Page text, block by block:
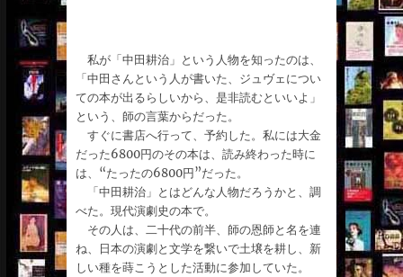
私が「中田耕治」という人物を知ったのは、
「中田さんという人が書いた、ジュヴェについ
ての本が出るらしいから、是非読むといいよ」
という、師の言葉からだった。
すぐに書店へ行って、予約した。私には大金
だった6800円のその本は、読み終わった時に
は、“たったの6800円”だった。
「中田耕治」とはどんな人物だろうかと、調
べた。現代演劇史の本で。
その人は、二十代の前半、師の恩師と名を連
ね、日本の演劇と文学を繋いで土壌を耕し、新
しい種を蒔こうとした活動に参加していた。